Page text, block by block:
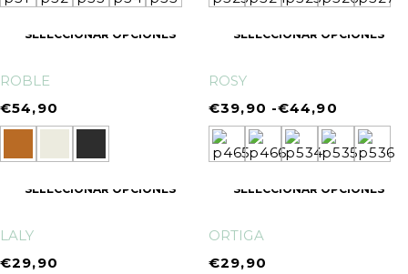
SELECCIONAR OPCIONES
ROBLE
€54,90
SELECCIONAR OPCIONES
ROSY
€39,90 -€44,90
SELECCIONAR OPCIONES
LALY
€29,90
SELECCIONAR OPCIONES
ORTIGA
€29,90